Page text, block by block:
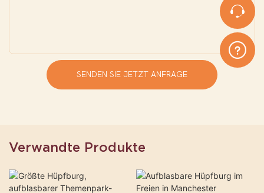
SENDEN SIE JETZT ANFRAGE
Verwandte Produkte